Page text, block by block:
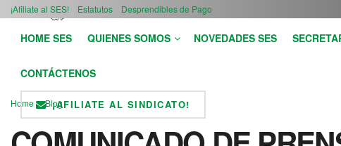
¡Afiliate al SES! Estatutos Desprendibles de Pago
HOME SES QUIENES SOMOS NOVEDADES SES
CONTÁCTENOS
¡AFILIATE AL SINDICATO!
Home Blog